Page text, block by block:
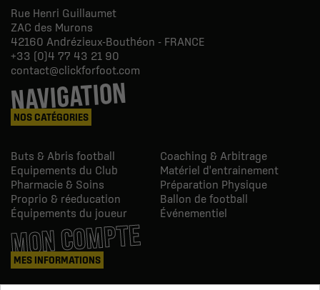
Rue Henri Guillaumet
ZAC des Murons
42160 Andrézieux-Bouthéon - FRANCE
+33 (0)4 77 43 21 90
contact@clickforfoot.com
NAVIGATION
NOS CATÉGORIES
Buts & Abris football
Coaching & Arbitrage
Equipements du Club
Matériel d'entrainement
Pharmacie & Soins
Préparation Physique
Proprio & réeducation
Ballon de football
Équipements du joueur
Événementiel
MON COMPTE
MES INFORMATIONS